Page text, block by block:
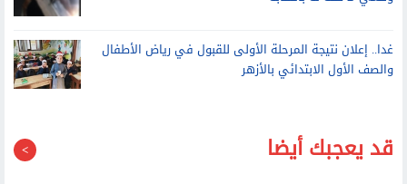
غدا.. إعلان نتيجة المرحلة الأولى للقبول في رياض الأطفال
والصف الأول الابتدائي بالأزهر
قد يعجبك أيضا